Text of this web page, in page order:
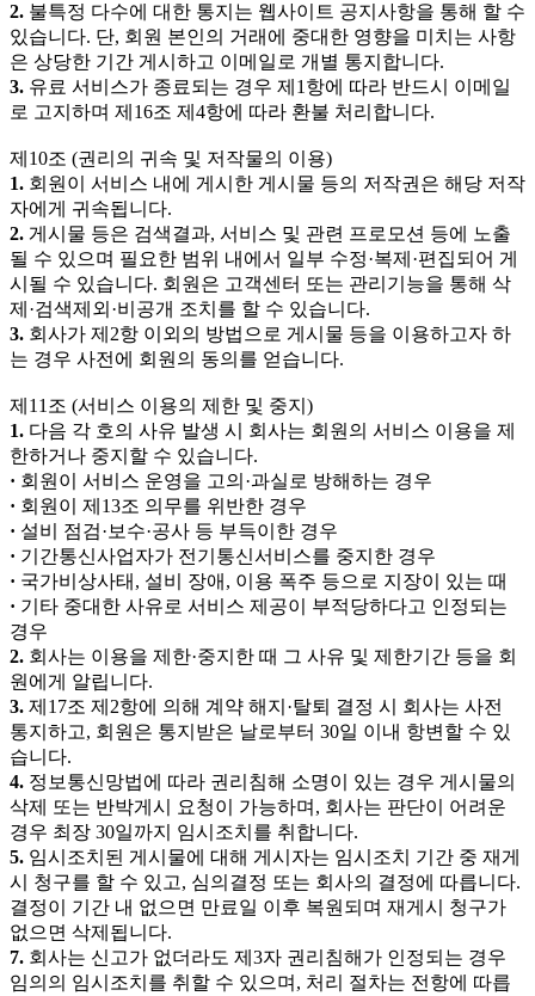
2. 불특정 다수에 대한 통지는 웹사이트 공지사항을 통해 할 수
있습니다. 단, 회원 본인의 거래에 중대한 영향을 미치는 사항
은 상당한 기간 게시하고 이메일로 개별 통지합니다.
3. 유료 서비스가 종료되는 경우 제1항에 따라 반드시 이메일
로 고지하며 제16조 제4항에 따라 환불 처리합니다.
제10조 (권리의 귀속 및 저작물의 이용)
1. 회원이 서비스 내에 게시한 게시물 등의 저작권은 해당 저작
자에게 귀속됩니다.
2. 게시물 등은 검색결과, 서비스 및 관련 프로모션 등에 노출
될 수 있으며 필요한 범위 내에서 일부 수정·복제·편집되어 게
시될 수 있습니다. 회원은 고객센터 또는 관리기능을 통해 삭
제·검색제외·비공개 조치를 할 수 있습니다.
3. 회사가 제2항 이외의 방법으로 게시물 등을 이용하고자 하
는 경우 사전에 회원의 동의를 얻습니다.
제11조 (서비스 이용의 제한 및 중지)
1. 다음 각 호의 사유 발생 시 회사는 회원의 서비스 이용을 제
한하거나 중지할 수 있습니다.
· 회원이 서비스 운영을 고의·과실로 방해하는 경우
· 회원이 제13조 의무를 위반한 경우
· 설비 점검·보수·공사 등 부득이한 경우
· 기간통신사업자가 전기통신서비스를 중지한 경우
· 국가비상사태, 설비 장애, 이용 폭주 등으로 지장이 있는 때
· 기타 중대한 사유로 서비스 제공이 부적당하다고 인정되는
경우
2. 회사는 이용을 제한·중지한 때 그 사유 및 제한기간 등을 회
원에게 알립니다.
3. 제17조 제2항에 의해 계약 해지·탈퇴 결정 시 회사는 사전
통지하고, 회원은 통지받은 날로부터 30일 이내 항변할 수 있
습니다.
4. 정보통신망법에 따라 권리침해 소명이 있는 경우 게시물의
삭제 또는 반박게시 요청이 가능하며, 회사는 판단이 어려운
경우 최장 30일까지 임시조치를 취합니다.
5. 임시조치된 게시물에 대해 게시자는 임시조치 기간 중 재게
시 청구를 할 수 있고, 심의결정 또는 회사의 결정에 따릅니다.
결정이 기간 내 없으면 만료일 이후 복원되며 재게시 청구가
없으면 삭제됩니다.
7. 회사는 신고가 없더라도 제3자 권리침해가 인정되는 경우
임의의 임시조치를 취할 수 있으며, 처리 절차는 전항에 따릅